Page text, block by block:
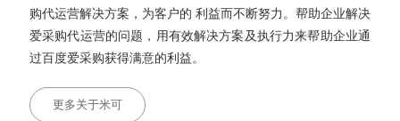
购代运营解决方案，为客户的 利益而不断努力。帮助企业解决
爱采购代运营的问题，用有效解决方案及执行力来帮助企业通
过百度爱采购获得满意的利益。
更多关于米可